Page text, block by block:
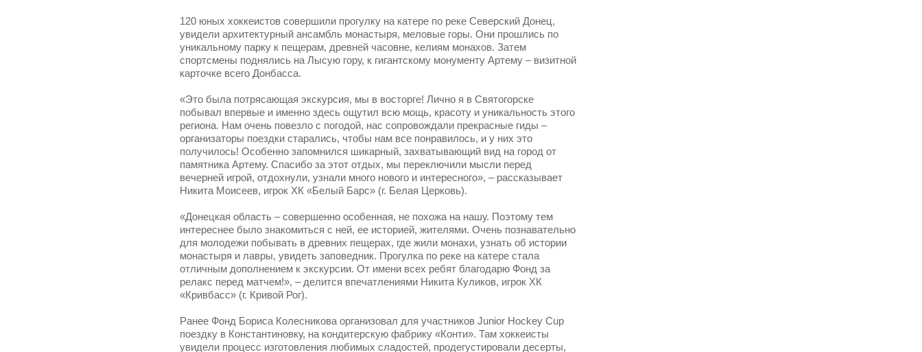
120 юных хоккеистов совершили прогулку на катере по реке Северский Донец,
увидели архитектурный ансамбль монастыря, меловые горы. Они прошлись по
уникальному парку к пещерам, древней часовне, келиям монахов. Затем
спортсмены поднялись на Лысую гору, к гигантскому монументу Артему – визитной
карточке всего Донбасса.
«Это была потрясающая экскурсия, мы в восторге! Лично я в Святогорске
побывал впервые и именно здесь ощутил всю мощь, красоту и уникальность этого
региона. Нам очень повезло с погодой, нас сопровождали прекрасные гиды –
организаторы поездки старались, чтобы нам все понравилось, и у них это
получилось! Особенно запомнился шикарный, захватывающий вид на город от
памятника Артему. Спасибо за этот отдых, мы переключили мысли перед
вечерней игрой, отдохнули, узнали много нового и интересного», – рассказывает
Никита Моисеев, игрок ХК «Белый Барс» (г. Белая Церковь).
«Донецкая область – совершенно особенная, не похожа на нашу. Поэтому тем
интереснее было знакомиться с ней, ее историей, жителями. Очень познавательно
для молодежи побывать в древних пещерах, где жили монахи, узнать об истории
монастыря и лавры, увидеть заповедник. Прогулка по реке на катере стала
отличным дополнением к экскурсии. От имени всех ребят благодарю Фонд за
релакс перед матчем!», – делится впечатлениями Никита Куликов, игрок ХК
«Кривбасс» (г. Кривой Рог).
Ранее Фонд Бориса Колесникова организовал для участников Junior Hockey Cup
поездку в Константиновку, на кондитерскую фабрику «Конти». Там хоккеисты
увидели процесс изготовления любимых сладостей, продегустировали десерты,